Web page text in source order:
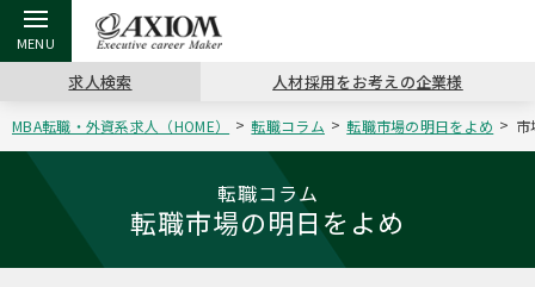
戻る
アクシアムの特長
戻る
サービス案内
戻る
戻る
キャリア支援 TOP
キャリアデザイン講座
（最新求人市場動向）
戻る
戻る
戻る
転職ツール TOP
英文レジュメの書き方
戻る
戻る
転職コラム TOP
“展”職相談室
戻る
イベント・セミナー TOP
キャリアデザインセミナー
戻る
会社概要 TOP
求人検索 人材採用をお考えの企業様
MBA転職・外資系求人（HOME） 転職コラム 転職市場の明日をよめ 市
転職コラム
転職市場の明日をよめ